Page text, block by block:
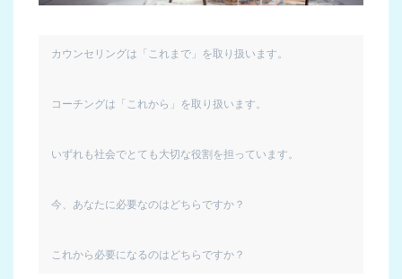
カウンセリングは「これまで」を取り扱います。
コーチングは「これから」を取り扱います。
いずれも社会でとても大切な役割を担っています。
今、あなたに必要なのはどちらですか？
これから必要になるのはどちらですか？